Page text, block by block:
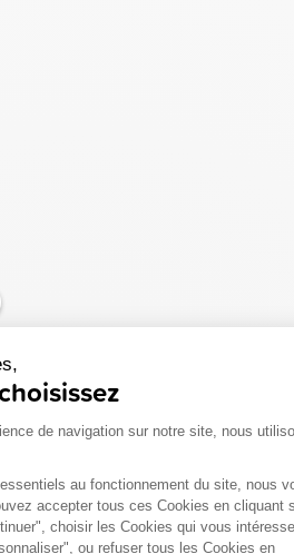
334 gr/m².
Gestion du
de navigation sur notre site, nous
au fonctionnement du site, nous
accepter tous ces Cookies en cliquant
choisir les Cookies qui vous
ou refuser tous les Cookies en
Axeptio consent